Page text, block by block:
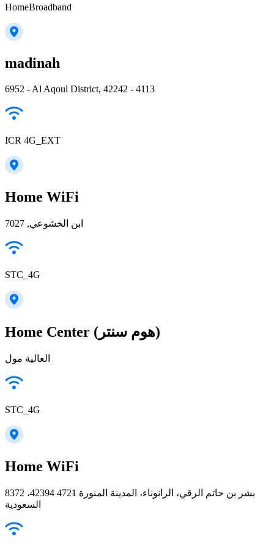
HomeBroadband
madinah
6952 - Al Aqoul District, 42242 - 4113
ICR 4G_EXT
Home WiFi
ابن الخشوعي, 7027
STC_4G
Home Center (هوم سنتر)
العالية مول
STC_4G
Home WiFi
8372 بشر بن حاتم الرقي، الرانوناء، المدينة المنورة 42394 4721،
السعودية